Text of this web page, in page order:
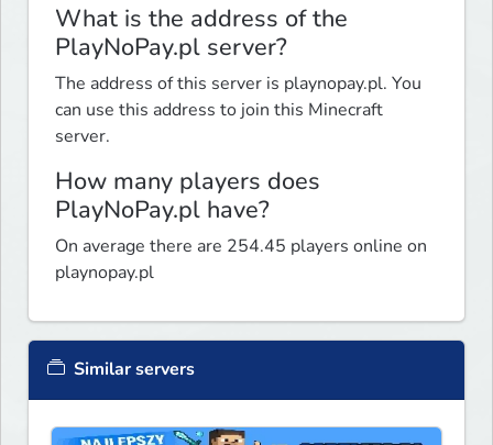
What is the address of the
PlayNoPay.pl server?
The address of this server is playnopay.pl. You
can use this address to join this Minecraft
server.
How many players does
PlayNoPay.pl have?
On average there are 254.45 players online on
playnopay.pl
Similar servers